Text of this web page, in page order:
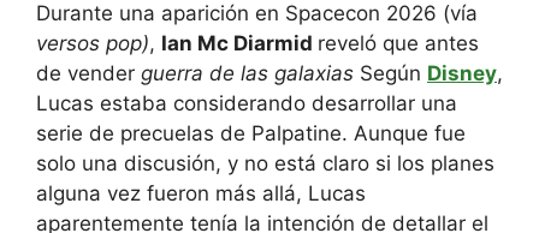
Durante una aparición en Spacecon 2026 (vía
versos pop), Ian Mc Diarmid reveló que antes
de vender guerra de las galaxias Según Disney,
Lucas estaba considerando desarrollar una
serie de precuelas de Palpatine. Aunque fue
solo una discusión, y no está claro si los planes
alguna vez fueron más allá, Lucas
aparentemente tenía la intención de detallar el